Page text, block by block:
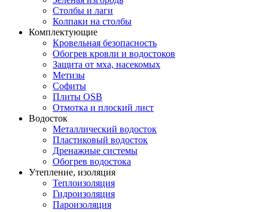
Столбы и лаги
Колпаки на столбы
Комплектующие
Кровельная безопасность
Обогрев кровли и водостоков
Защита от мха, насекомых
Метизы
Софиты
Плиты OSB
Отмотка и плоский лист
Водосток
Металлический водосток
Пластиковый водосток
Дренажные системы
Обогрев водостока
Утепление, изоляция
Теплоизоляция
Гидроизоляция
Пароизоляция